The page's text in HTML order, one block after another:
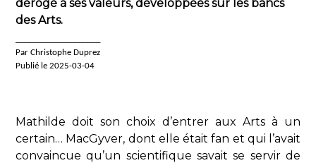
dérogé à ses valeurs, développées sur les bancs
des Arts.
Par Christophe Duprez
Publié le 2025-03-04
Mathilde doit son choix d’entrer aux Arts à un
certain… MacGyver, dont elle était fan et qui l’avait
convaincue qu’un scientifique savait se servir de